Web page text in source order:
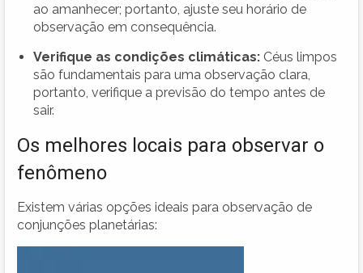
ao amanhecer; portanto, ajuste seu horário de
observação em consequência.
Verifique as condições climáticas: Céus limpos
são fundamentais para uma observação clara,
portanto, verifique a previsão do tempo antes de
sair.
Os melhores locais para observar o
fenômeno
Existem várias opções ideais para observação de
conjunções planetárias: